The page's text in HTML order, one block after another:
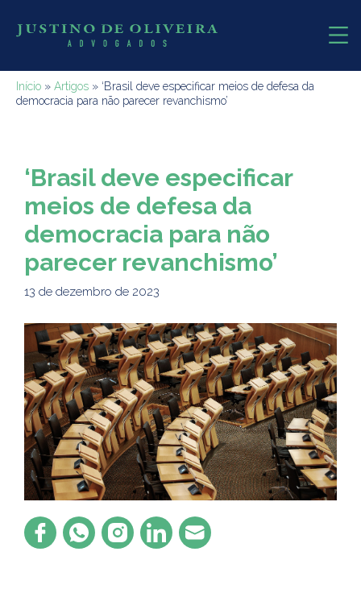
Início » Artigos » ‘Brasil deve especificar meios de defesa da
democracia para não parecer revanchismo’
‘Brasil deve especificar
meios de defesa da
democracia para não
parecer revanchismo’
13 de dezembro de 2023